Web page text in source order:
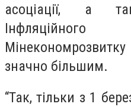
асоціації, а
значно більшим.
“Так, тільки з 1